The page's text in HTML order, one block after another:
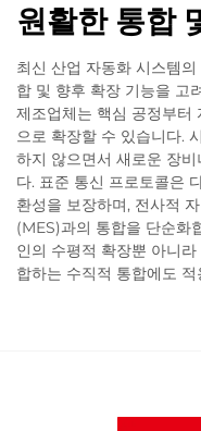
원활한 통합
최신 산업 자동화 시스템
합 및 향후 확장 기능을 고
제조업체는 핵심 공정부터
으로 확장할 수 있습니다.
하지 않으면서 새로운 장
다. 표준 통신 프로토콜은
환성을 보장하며, 전사적
(MES)과의 통합을 단순화
인의 수평적 확장뿐 아니
합하는 수직적 통합에도 적